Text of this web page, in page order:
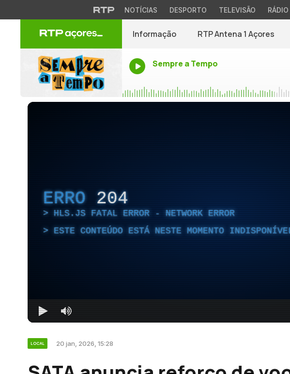
NOTÍCIAS DESPORTO TELEVISÃO RÁDIO
Informação RTP Antena 1 Açores
Sempre a Tempo
ERRO 204
HLS.JS FATAL ERROR - NETWORK ERROR
ESTE CONTEÚDO ESTÁ NESTE MOMENTO
LOCAL 20 jan, 2026, 15:28